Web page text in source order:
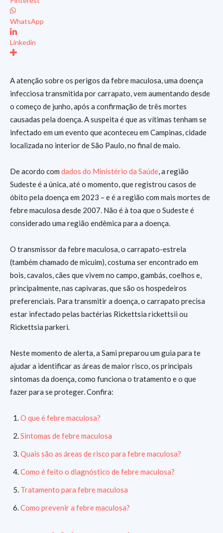
WhatsApp
Linkedin
A atenção sobre os perigos da febre maculosa, uma doença
infecciosa transmitida por carrapato, vem aumentando desde
o começo de junho, após a confirmação de três mortes
causadas pela doença. A suspeita é que as vítimas tenham se
infectado em um evento que aconteceu em Campinas, cidade
localizada no interior de São Paulo, no final de maio.
De acordo com dados do Ministério da Saúde, a região
Sudeste é a única, até o momento, que registrou casos de
óbito pela doença em 2023 – e é a região com mais mortes de
febre maculosa desde 2007. Não é à toa que o Sudeste é
considerado uma região endêmica para a doença.
O transmissor da febre maculosa, o carrapato-estrela
(também chamado de micuim), costuma ser encontrado em
bois, cavalos, cães que vivem no campo, gambás, coelhos e,
principalmente, nas capivaras, que são os hospedeiros
preferenciais. Para transmitir a doença, o carrapato precisa
estar infectado pelas bactérias Rickettsia rickettsii ou
Rickettsia parkeri.
Neste momento de alerta, a Sami preparou um guia para te
ajudar a identificar as áreas de maior risco, os principais
sintomas da doença, como funciona o tratamento e o que
fazer para se proteger. Confira:
O que é febre maculosa?
Sintomas de febre maculosa
Quais são as áreas de risco para febre maculosa?
Como é feito o diagnóstico de febre maculosa?
Tratamento para febre maculosa
Como prevenir a febre maculosa?